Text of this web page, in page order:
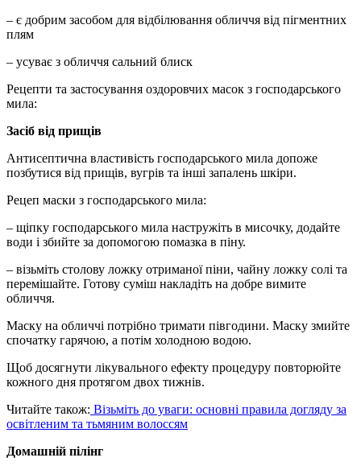
– є добрим засобом для відбілювання обличчя від пігментних
плям
– усуває з обличчя сальний блиск
Рецепти та застосування оздоровчих масок з господарського
мила:
Засіб від прищів
Антисептична властивість господарського мила допоже
позбутися від прищів, вугрів та інші запалень шкіри.
Рецеп маски з господарського мила:
– щіпку господарського мила настружіть в мисочку, додайте
води і збийте за допомогою помазка в піну.
– візьміть столову ложку отриманої піни, чайну ложку солі та
перемішайте. Готову суміш накладіть на добре вимите
обличчя.
Маску на обличчі потрібно тримати півгодини. Маску змийте
спочатку гарячою, а потім холодною водою.
Щоб досягнути лікувального ефекту процедуру повторюйте
кожного дня протягом двох тижнів.
Читайте також: Візьміть до уваги: основні правила догляду за
освітленим та тьмяним волоссям
Домашній пілінг